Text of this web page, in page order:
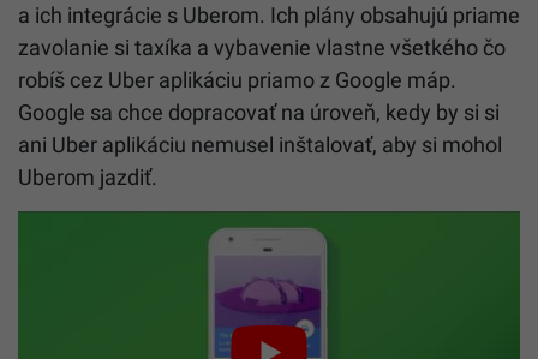
a ich integrácie s Uberom. Ich plány obsahujú priame
zavolanie si taxíka a vybavenie vlastne všetkého čo
robíš cez Uber aplikáciu priamo z Google máp.
Google sa chce dopracovať na úroveň, kedy by si si
ani Uber aplikáciu nemusel inštalovať, aby si mohol
Uberom jazdiť.